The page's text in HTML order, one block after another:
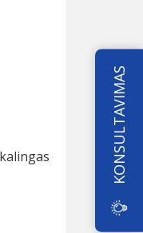
KONSULTAVIMAS